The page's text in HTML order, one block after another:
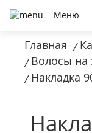
Меню
Главная /
/ Волосы на
/ Накладка